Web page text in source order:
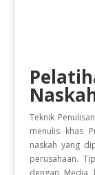
Teknik
menulis khas
naskah yang
perusahaan.
dengan Media